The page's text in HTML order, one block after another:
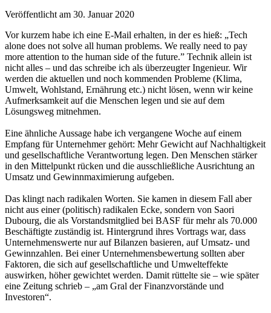
Veröffentlicht am 30. Januar 2020
Vor kurzem habe ich eine E-Mail erhalten, in der es hieß: „Tech
alone does not solve all human problems. We really need to pay
more attention to the human side of the future.” Technik allein ist
nicht alles – und das schreibe ich als überzeugter Ingenieur. Wir
werden die aktuellen und noch kommenden Probleme (Klima,
Umwelt, Wohlstand, Ernährung etc.) nicht lösen, wenn wir keine
Aufmerksamkeit auf die Menschen legen und sie auf dem
Lösungsweg mitnehmen.
Eine ähnliche Aussage habe ich vergangene Woche auf einem
Empfang für Unternehmer gehört: Mehr Gewicht auf Nachhaltigkeit
und gesellschaftliche Verantwortung legen. Den Menschen stärker
in den Mittelpunkt rücken und die ausschließliche Ausrichtung an
Umsatz und Gewinnmaximierung aufgeben.
Das klingt nach radikalen Worten. Sie kamen in diesem Fall aber
nicht aus einer (politisch) radikalen Ecke, sondern von Saori
Dubourg, die als Vorstandsmitglied bei BASF für mehr als 70.000
Beschäftigte zuständig ist. Hintergrund ihres Vortrags war, dass
Unternehmenswerte nur auf Bilanzen basieren, auf Umsatz- und
Gewinnzahlen. Bei einer Unternehmensbewertung sollten aber
Faktoren, die sich auf gesellschaftliche und Umwelteffekte
auswirken, höher gewichtet werden. Damit rüttelte sie – wie später
eine Zeitung schrieb – „am Gral der Finanzvorstände und
Investoren“.